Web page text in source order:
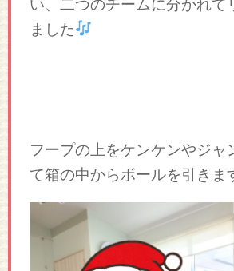
い、二つのチームに分かれて
ました
フープの上をケンケンやジャ
て箱の中からボールを引きま